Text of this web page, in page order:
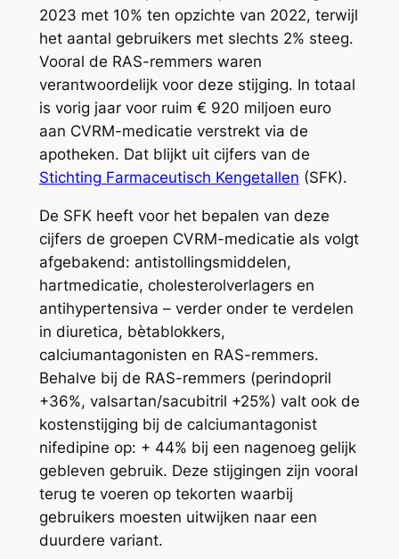
2023 met 10% ten opzichte van 2022, terwijl
het aantal gebruikers met slechts 2% steeg.
Vooral de RAS-remmers waren
verantwoordelijk voor deze stijging. In totaal
is vorig jaar voor ruim € 920 miljoen euro
aan CVRM-medicatie verstrekt via de
apotheken. Dat blijkt uit cijfers van de
Stichting Farmaceutisch Kengetallen (SFK).
De SFK heeft voor het bepalen van deze
cijfers de groepen CVRM-medicatie als volgt
afgebakend: antistollingsmiddelen,
hartmedicatie, cholesterolverlagers en
antihypertensiva – verder onder te verdelen
in diuretica, bètablokkers,
calciumantagonisten en RAS-remmers.
Behalve bij de RAS-remmers (perindopril
+36%, valsartan/sacubitril +25%) valt ook de
kostenstijging bij de calciumantagonist
nifedipine op: + 44% bij een nagenoeg gelijk
gebleven gebruik. Deze stijgingen zijn vooral
terug te voeren op tekorten waarbij
gebruikers moesten uitwijken naar een
duurdere variant.